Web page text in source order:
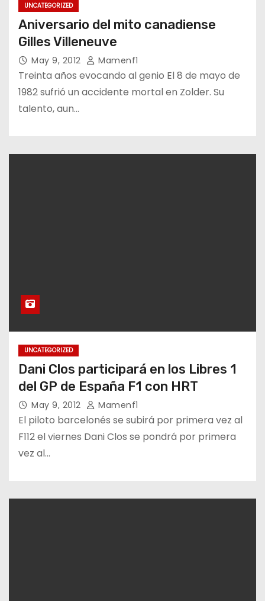
UNCATEGORIZED
Aniversario del mito canadiense
Gilles Villeneuve
May 9, 2012 Mamenf1
Treinta años evocando al genio El 8 de mayo de
1982 sufrió un accidente mortal en Zolder. Su
talento, aun…
UNCATEGORIZED
Dani Clos participará en los Libres 1
del GP de España F1 con HRT
May 9, 2012 Mamenf1
El piloto barcelonés se subirá por primera vez al
F112 el viernes Dani Clos se pondrá por primera
vez al…